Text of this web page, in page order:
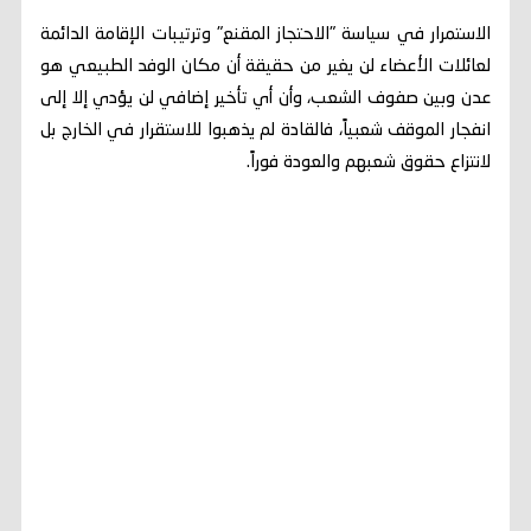
الاستمرار في سياسة "الاحتجاز المقنع" وترتيبات الإقامة الدائمة
لعائلات الأعضاء لن يغير من حقيقة أن مكان الوفد الطبيعي هو
عدن وبين صفوف الشعب، وأن أي تأخير إضافي لن يؤدي إلا إلى
انفجار الموقف شعبياً، فالقادة لم يذهبوا للاستقرار في الخارج بل
لانتزاع حقوق شعبهم والعودة فوراً.